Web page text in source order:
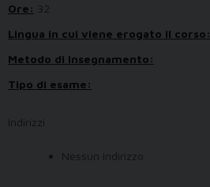
Ore: 32
Lingua in cui viene erogato il corso:
Metodo di insegnamento:
Tipo di esame:
Indirizzi
Nessun indirizzo